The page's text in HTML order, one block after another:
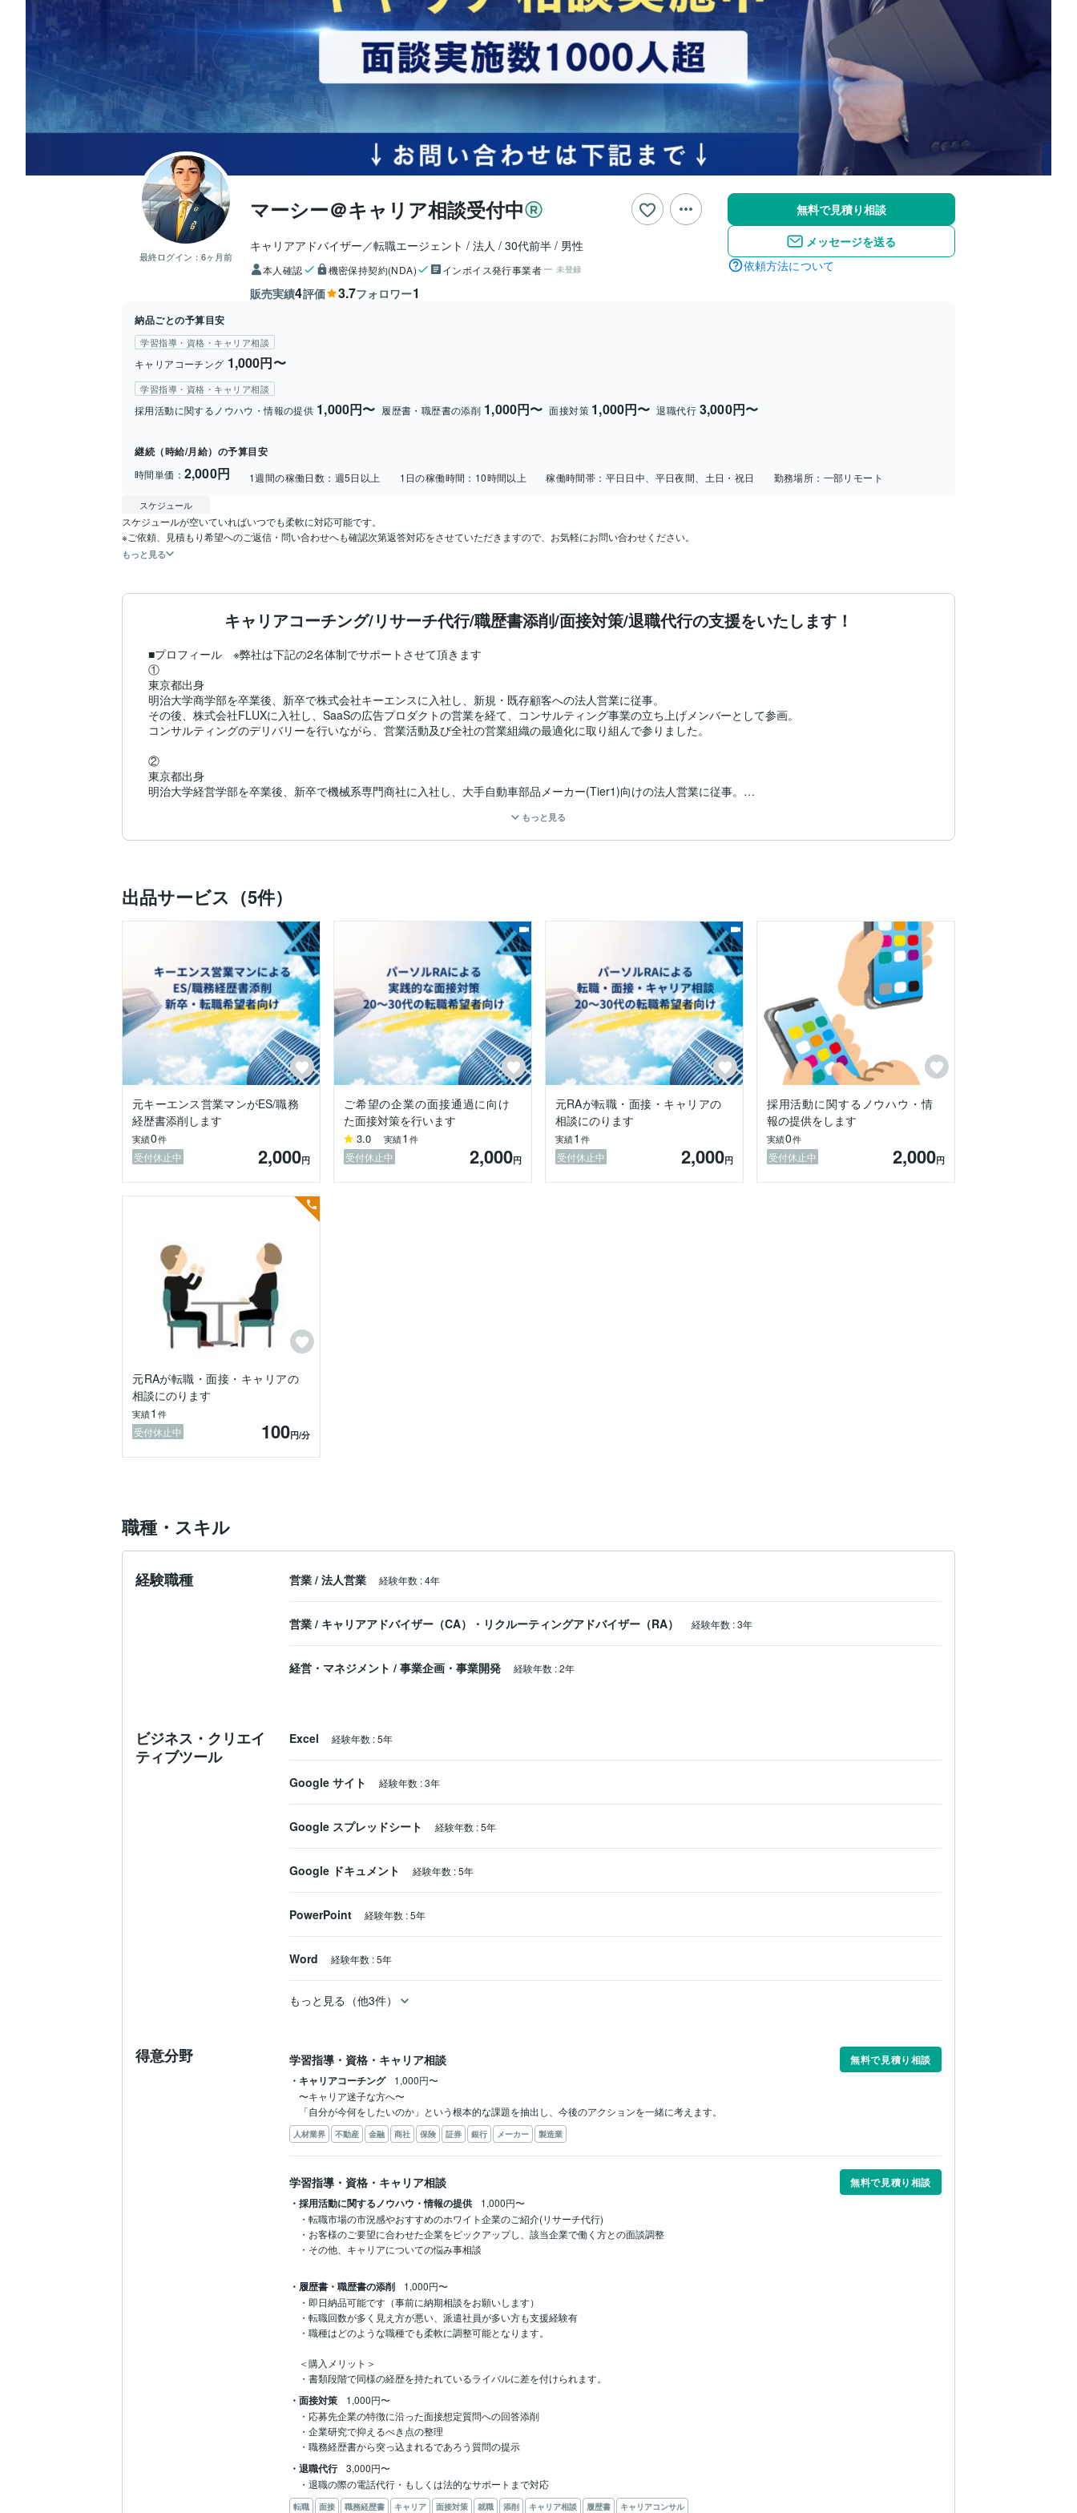
最終ログイン： 6ヶ月前
マーシー＠キャリア相談受付中
キャリアアドバイザー／転職エージェント 法人 30代前半 男性
本人確認 機密保持契約(NDA) インボイス発行事業者 未登録
販売実績4評価 3.7フォロワー1
無料で見積り相談
メッセージを送る
依頼方法について
納品ごとの予算目安
学習指導・資格・キャリア相談
キャリアコーチング 1,000円〜
学習指導・資格・キャリア相談
採用活動に関するノウハウ・情報の提供 1,000円〜 履歴書・職歴書の添削 1,000円〜 面接対策 1,000円〜 退職代行 3,000円〜
継続（時給/月給）の予算目安
時間単価： 2,000円 1週間の稼働日数： 週5日以上 1日の稼働時間： 10時間以上 稼働時間帯： 平日日中、平日夜間、土日・祝日 勤務場所： 一部リモート
スケジュール
スケジュールが空いていればいつでも柔軟に対応可能です。
もっと見る
キャリアコーチング/リサーチ代行/職歴書添削/面接対策/退職代行の支援をいたします！
■プロフィール　※弊社は下記の2名体制でサポートさせて頂きます
①
東京都出身
明治大学商学部を卒業後、新卒で株式会社キーエンスに入社し、新規・既存顧客への法人営業に従事。
その後、株式会社FLUXに入社し、SaaSの広告プロダクトの営業を経て、コンサルティング事業の立ち上げメンバーとして参画。
コンサルティングのデリバリーを行いながら、営業活動及び全社の営業組織の最適化に取り組んで参りました。
②
東京都出身
明治大学経営学部を卒業後、新卒で機械系専門商社に入社し、大手自動車部品メーカー(Tier1)向けの法人営業に従事。
■現在
かり理解した上でのご支援を行なっております。
もっと見る
出品サービス（5件）
元キーエンス営業マンがES/職務
経歴書添削します
実績0件
受付休止中 2,000円
ご希望の企業の面接通過に向け
た面接対策を行います
3.0 実績1 件
受付休止中 2,000円
元RAが転職・面接・キャリアの
相談にのります
実績1 件
受付休止中 2,000円
採用活動に関するノウハウ・情
報の提供をします
実績0件
受付休止中 2,000円
元RAが転職・面接・キャリアの
相談にのります
実績1 件
受付休止中 100円/分
職種・スキル
経験職種 営業 / 法人営業 経験年数 :4年
営業 / キャリアアドバイザー（CA）・リクルーティングアドバイザー（RA） 経験年数 :3年
経営・マネジメント / 事業企画・事業開発 経験年数 :2年
ビジネス・クリエイ
ティブツール
Excel 経験年数 :5年
Google サイト 経験年数 :3年
Google スプレッドシート 経験年数 :5年
Google ドキュメント 経験年数 :5年
PowerPoint 経験年数 :5年
Word 経験年数 :5年
もっと見る（他3件）
得意分野 学習指導・資格・キャリア相談
無料で見積り相談
・キャリアコーチング
1,000円〜
〜キャリア迷子な方へ〜
「自分が今何をしたいのか」という根本的な課題を抽出し、今後のアクションを一緒に考えます。
人材業界 不動産 金融 商社 保険 証券 銀行 メーカー 製造業
学習指導・資格・キャリア相談
無料で見積り相談
・採用活動に関するノウハウ・情報の提供
1,000円〜
・転職市場の市況感やおすすめのホワイト企業のご紹介(リサーチ代行)
・お客様のご要望に合わせた企業をピックアップし、該当企業で働く方との面談調整
・その他、キャリアについての悩み事相談
・履歴書・職歴書の添削
1,000円〜
・即日納品可能です（事前に納期相談をお願いします）
・転職回数が多く見え方が悪い、派遣社員が多い方も支援経験有
・職種はどのような職種でも柔軟に調整可能となります。
＜購入メリット＞
・書類段階で同様の経歴を持たれているライバルに差を付けられます。
・面接対策
1,000円〜
・応募先企業の特徴に沿った面接想定質問への回答添削
・企業研究で抑えるべき点の整理
・職務経歴書から突っ込まれるであろう質問の提示
・退職代行
3,000円〜
・退職の際の電話代行・もしくは法的なサポートまで対応
転職 面接 職務経歴書 キャリア 面接対策 就職 添削 キャリア相談 履歴書 キャリアコンサル